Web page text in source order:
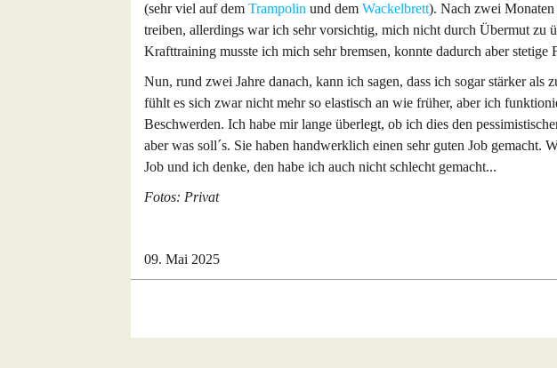
(sehr viel auf dem Trampolin und dem Wackelbrett). Nach zwei
treiben, allerdings war ich sehr vorsichtig, mich nicht durch Übermut zu
Krafttraining musste ich mich sehr bremsen, konnte dadurch aber stetige
Nun, rund zwei Jahre danach, kann ich sagen, dass ich sogar stärker als
fühlt es sich zwar nicht mehr so elastisch an wie früher, aber ich
Beschwerden. Ich habe mir lange überlegt, ob ich dies den
aber was soll´s. Sie haben handwerklich einen sehr guten Job gemacht.
Job und ich denke, den habe ich auch nicht schlecht gemacht...
Fotos: Privat
09. Mai 2025